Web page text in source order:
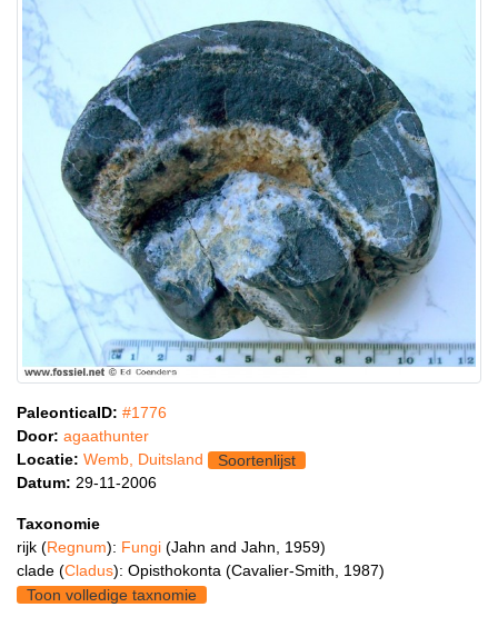
PaleonticaID: #1776
Door: agaathunter
Locatie: Wemb, Duitsland
Soortenlijst
Datum: 29-11-2006
Taxonomie
rijk (Regnum): Fungi (Jahn and Jahn, 1959)
clade (Cladus): Opisthokonta (Cavalier-Smith, 1987)
Toon volledige taxnomie